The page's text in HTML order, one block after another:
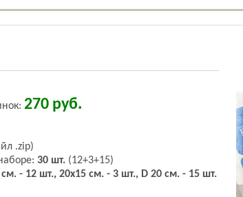
270 руб.
.zip)
30 шт. (12+3+15)
см. - 12 шт., 20х15 см. - 3 шт., D 20 см. - 15 шт.